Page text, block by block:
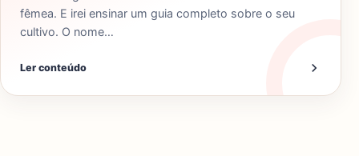
fêmea. E irei ensinar um guia completo sobre o seu
cultivo. O nome…
Ler conteúdo